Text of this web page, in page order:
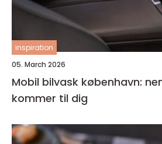
inspiration
05. March 2026
Mobil bilvask københavn:
kommer til dig